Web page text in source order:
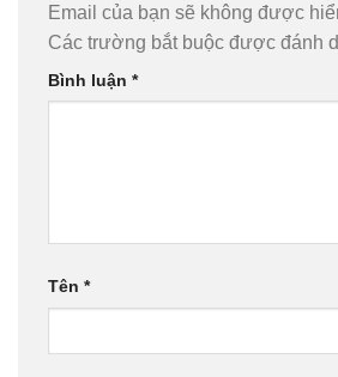
Email của bạn sẽ không được
Các trường bắt buộc được đánh
Bình luận *
Tên *